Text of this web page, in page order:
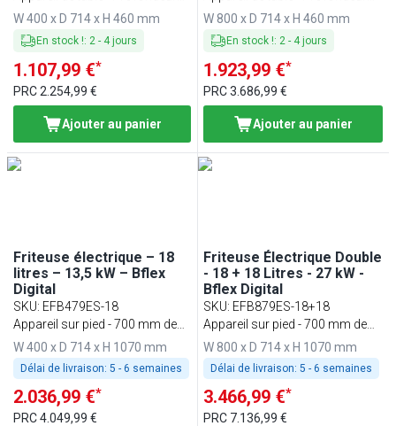
700
W 400 x D 714 x H 460 mm
En stock !: 2- 4 jours
1.107,99 €*
PRC2.254,99 €
Ajouter au panier
700
W 800 x D 714 x H 460 mm
En stock !: 2 - 4 jours
1.923,99 €*
PRC3.686,99 €
Ajouter au panier
Friteuse électrique – 18
litres – 13,5 kW – Bflex
Digital
SKU: EFB479ES-18
Appareil sur pied - 700 mm de
profondeur
W 400 x D 714 x H 1070 mm
Délai de livraison: 5 - 6 semaines
2.036,99 €*
PRC4.049,99 €
Friteuse Électrique Double
- 18 + 18 Litres - 27 kW -
Bflex Digital
SKU: EFB879ES-18+18
Appareil sur pied - 700 mm de
profondeur
W 800 x D 714 x H 1070 mm
Délai de livraison: 5 - 6 semaines
3.466,99 €*
PRC 7.136,99 €